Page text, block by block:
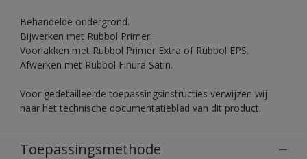
Behandelde ondergrond.
Bijwerken met Rubbol Primer.
Voorlakken met Rubbol Primer Extra of Rubbol EPS.
Afwerken met Rubbol Finura Satin.
Voor gedetailleerde toepassingsinstructies verwijzen wij
naar het technische documentatieblad van dit product.
Toepassingsmethode